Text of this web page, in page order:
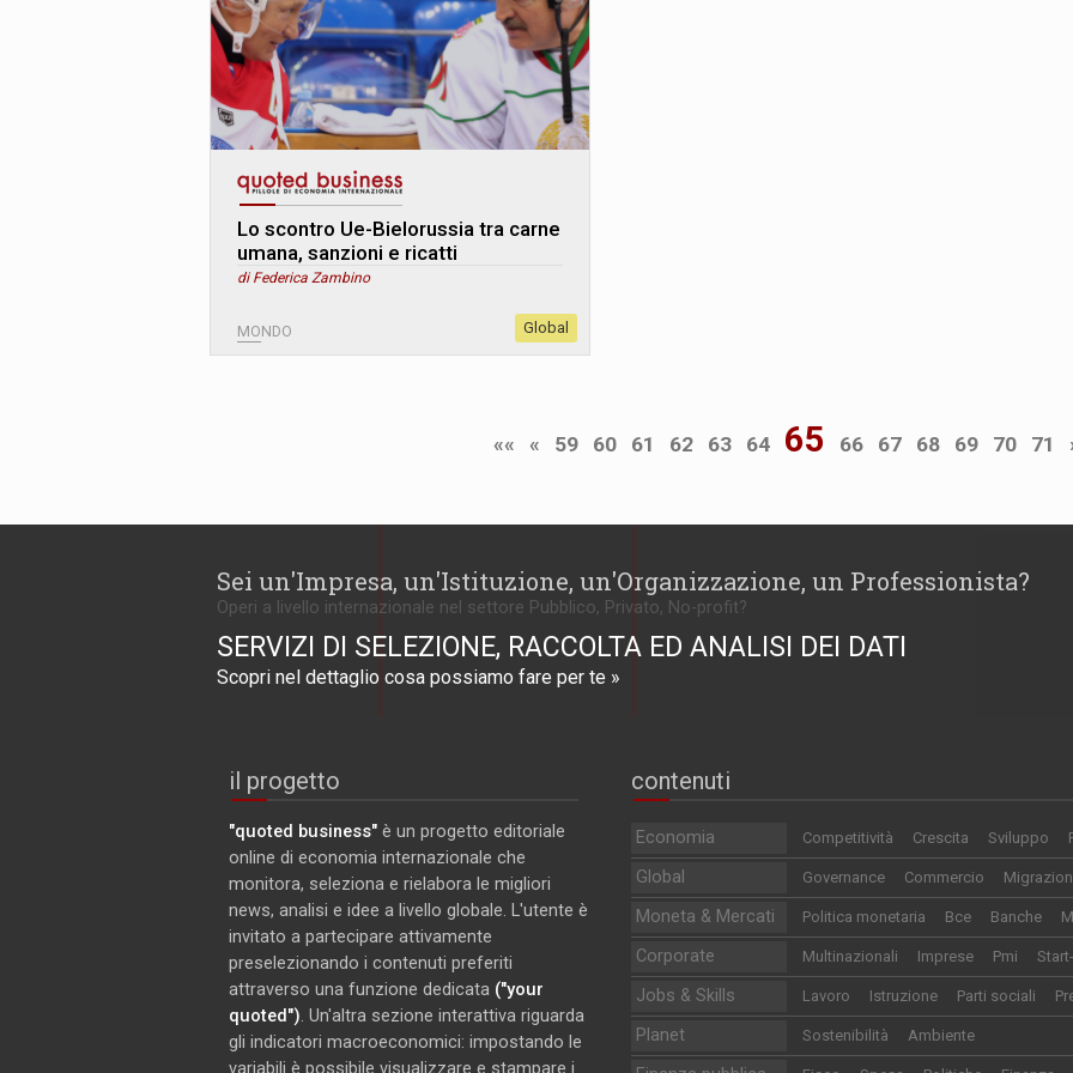
Lo scontro Ue-Bielorussia tra carne
umana, sanzioni e ricatti
di Federica Zambino
MONDO Global
«« « 59 60 61 62 63 64 65 66 67 68 69 70 71
Sei un'Impresa, un'Istituzione, un'Organizzazione, un Professionista?
Operi a livello internazionale nel settore Pubblico, Privato, No-profit?
SERVIZI DI SELEZIONE, RACCOLTA ED ANALISI DEI DATI
Scopri nel dettaglio cosa possiamo fare per te »
il progetto
"quoted business" è un progetto editoriale
online di economia internazionale che
monitora, seleziona e rielabora le migliori
news, analisi e idee a livello globale. L'utente è
invitato a partecipare attivamente
preselezionando i contenuti preferiti
attraverso una funzione dedicata ("your
quoted"). Un'altra sezione interattiva riguarda
gli indicatori macroeconomici: impostando le
contenuti
Economia Competitività Crescita Sviluppo
Global Governance Commercio
Moneta & Mercati Politica monetaria Bce Banche
Corporate Multinazionali Imprese Pmi
Jobs & Skills Lavoro Istruzione Parti sociali
Planet Sostenibilità Ambiente